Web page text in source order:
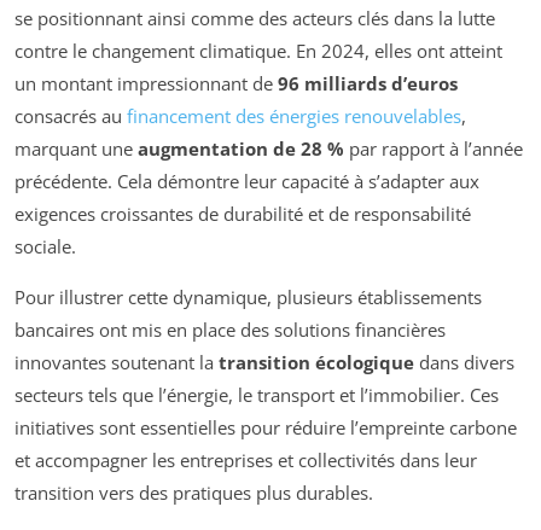
se positionnant ainsi comme des acteurs clés dans la lutte
contre le changement climatique. En 2024, elles ont atteint
un montant impressionnant de 96 milliards d’euros
consacrés au financement des énergies renouvelables,
marquant une augmentation de 28 % par rapport à l’année
précédente. Cela démontre leur capacité à s’adapter aux
exigences croissantes de durabilité et de responsabilité
sociale.
Pour illustrer cette dynamique, plusieurs établissements
bancaires ont mis en place des solutions financières
innovantes soutenant la transition écologique dans divers
secteurs tels que l’énergie, le transport et l’immobilier. Ces
initiatives sont essentielles pour réduire l’empreinte carbone
et accompagner les entreprises et collectivités dans leur
transition vers des pratiques plus durables.